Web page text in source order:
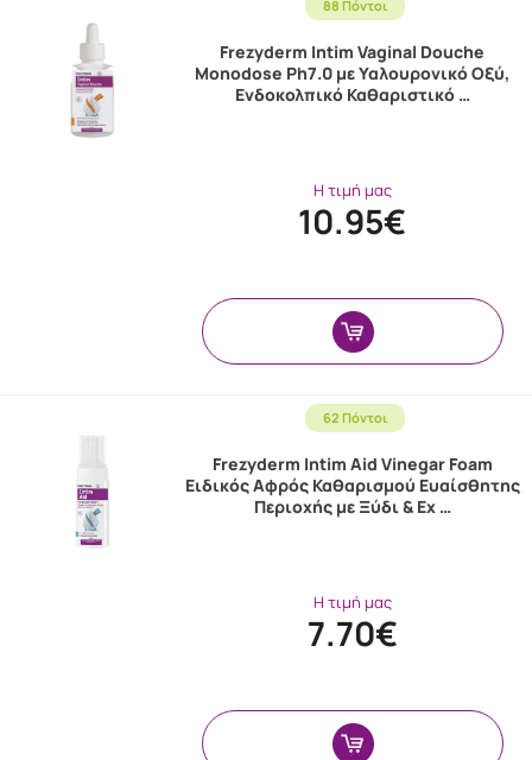
88 Πόντοι
Frezyderm Intim Vaginal Douche
Monodose Ph7.0 με Υαλουρονικό Οξύ,
Ενδοκολπικό Καθαριστικό …
Η τιμή μας
10.95€
62 Πόντοι
Frezyderm Intim Aid Vinegar Foam
Ειδικός Αφρός Καθαρισμού Ευαίσθητης
Περιοχής με Ξύδι & Εχ …
Η τιμή μας
7.70€